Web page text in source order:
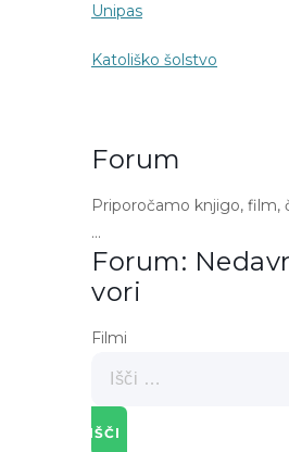
Unipas
Katoliško šolstvo
Forum
Priporočamo knjigo, film,
…
Forum:
Vori
Filmi